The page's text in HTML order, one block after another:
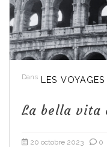
Dans LES VOYAGES
La bella vita
20 octobre 2023 0